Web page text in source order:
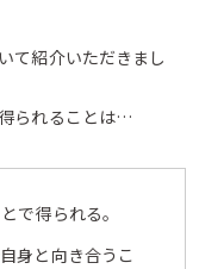
て紹介いただきまし
られることは…
で得られる。
身と向き合うこ